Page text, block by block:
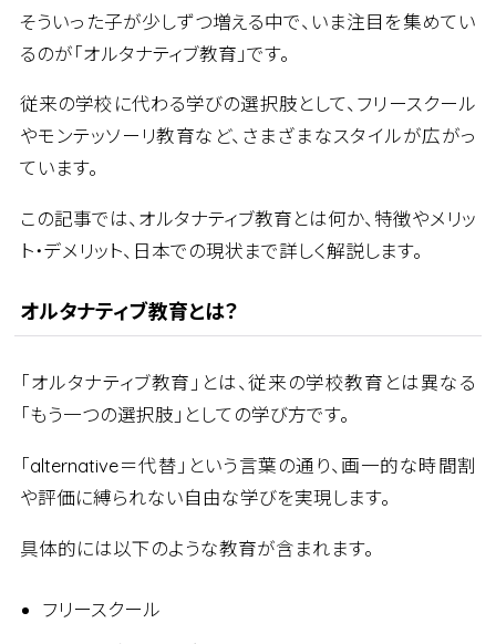
そういった子が少しずつ増える中で、いま注目を集めてい
るのが「オルタナティブ教育」です。
従来の学校に代わる学びの選択肢として、フリースクール
やモンテッソーリ教育など、さまざまなスタイルが広がっ
ています。
この記事では、オルタナティブ教育とは何か、特徴やメリッ
ト・デメリット、日本での現状まで詳しく解説します。
オルタナティブ教育とは？
「オルタナティブ教育」とは、従来の学校教育とは異なる
「もう一つの選択肢」としての学び方です。
「alternative＝代替」という言葉の通り、画一的な時間割
や評価に縛られない自由な学びを実現します。
具体的には以下のような教育が含まれます。
フリースクール